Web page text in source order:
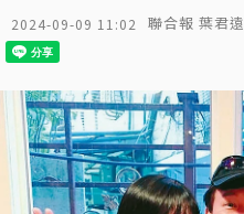
2024-09-09 11:02 聯合報 葉君遠